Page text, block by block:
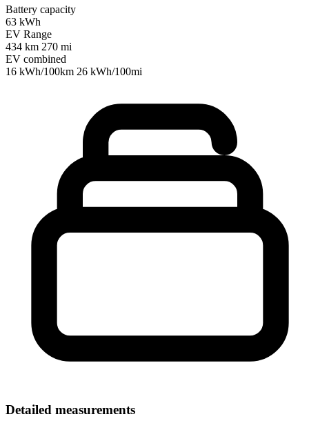
Battery capacity
63 kWh
EV Range
434 km 270 mi
EV combined
16 kWh/100km 26 kWh/100mi
Detailed measurements